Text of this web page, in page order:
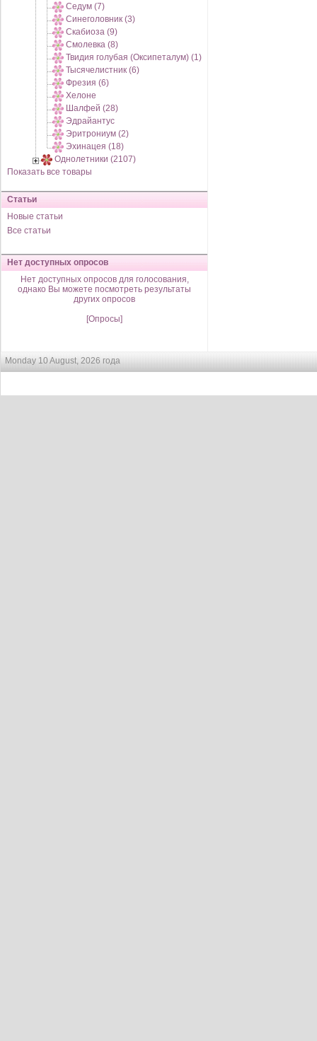
Седум (7)
Синеголовник (3)
Скабиоза (9)
Смолевка (8)
Твидия голубая (Оксипеталум) (1)
Тысячелистник (6)
Фрезия (6)
Хелоне
Шалфей (28)
Эдрайантус
Эритрониум (2)
Эхинацея (18)
Однолетники (2107)
Показать все товары
Статьи
Новые статьи
Все статьи
Нет доступных опросов
Нет доступных опросов для голосования,
однако Вы можете посмотреть результаты
других опросов
[Опросы]
Monday 10 August, 2026 года